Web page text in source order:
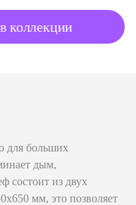
коллекции
для больших
дым,
состоит из двух
мм, это позволяет